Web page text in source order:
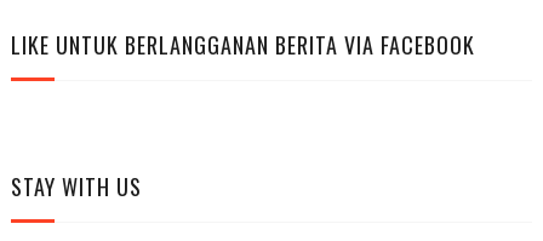
LIKE UNTUK BERLANGGANAN BERITA VIA FACEBOOK
STAY WITH US